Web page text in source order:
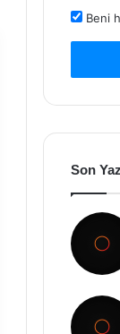
Beni
Son